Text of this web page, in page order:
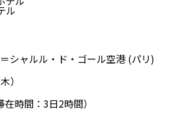
ル
シャルル・ド・ゴール空港 (パリ)
）
在時間： 3日2時間）